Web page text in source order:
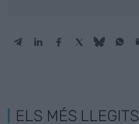
ELS MÉS LLEGITS